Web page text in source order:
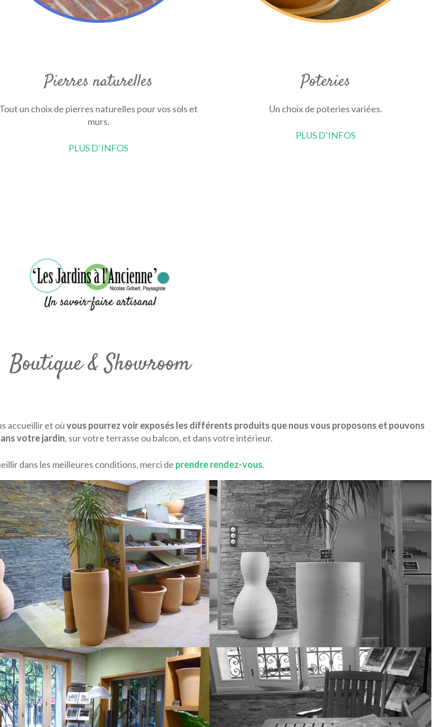
Pierres naturelles
Tout un choix de pierres naturelles pour vos sols et
murs.
PLUS D’INFOS
Boutique & Showroom
Poteries
Un choix de poteries variées.
PLUS D’INFOS
accueillir et oùvous pourrez voir exposés les différents produits que nous vous proposons et pouvons
votre jardin, sur votre terrasse ou balcon, et dans votre intérieur.
dans les meilleures conditions, merci de prendre rendez-vous.